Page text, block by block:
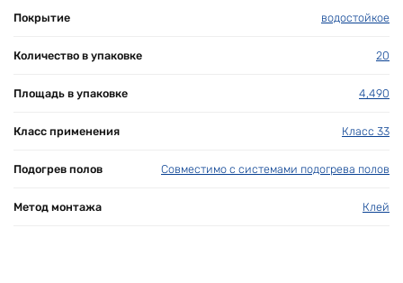
Покрытие водостойкое
Количество в упаковке 20
Площадь в упаковке 4,490
Класс применения Класс 33
Подогрев полов Совместимо с системами подогрева полов
Метод монтажа Клей